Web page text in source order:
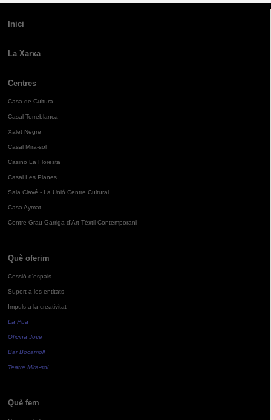
Inici
La Xarxa
Centres
Casa de Cultura
Casal Torreblanca
Xalet Negre
Casal Mira-sol
Casino La Floresta
Casal Les Planes
Sala Clavé - La Unió Centre Cultural
Casa Aymat
Centre Grau-Garriga d'Art Tèxtil Contemporani
Què oferim
Cessió d'espais
Suport a les entitats
Impuls a la creativitat
La Pua
Oficina Jove
Bar Bocamoll
Teatre Mira-sol
Què fem